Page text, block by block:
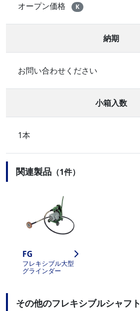
オープン価格 K
納期
お問い合わせください
小箱入数
1本
関連製品 （1件）
FG
フレキシブル大型
グラインダー
その他のフレキシブルシャフト